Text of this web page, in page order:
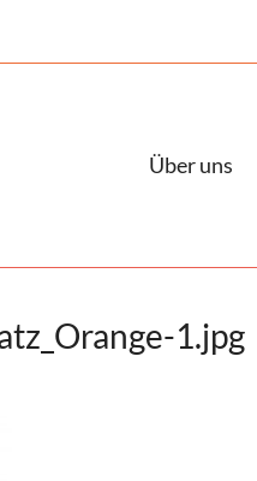
Über uns
1.jpg